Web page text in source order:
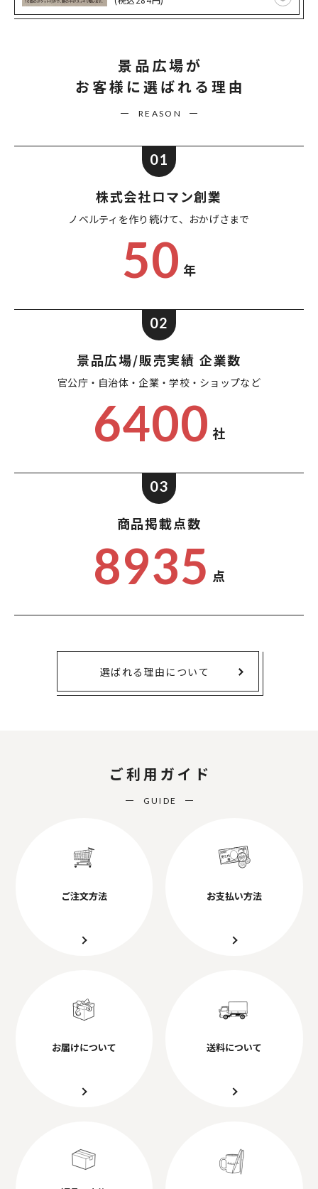
景品広場が
お客様に選ばれる理由
REASON
01
株式会社ロマン創業
ノベルティを作り続けて、 おかげさまで
50 年
02
景品広場/販売実績 企業数
官公庁・自治体・企業・学校・ショップなど
6400 社
03
商品掲載点数
8935 点
選ばれる理由について
ご利用ガイド
GUIDE
ご注文方法 お支払い方法
お届けについて 送料について